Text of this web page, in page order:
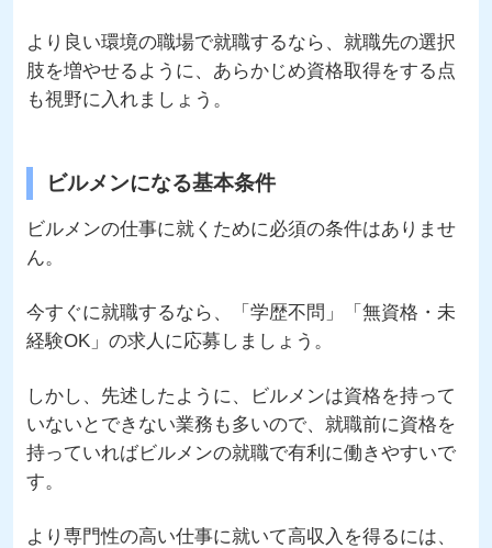
より良い環境の職場で就職するなら、就職先の選択
肢を増やせるように、あらかじめ資格取得をする点
も視野に入れましょう。
ビルメンになる基本条件
ビルメンの仕事に就くために必須の条件はありませ
ん。
今すぐに就職するなら、「学歴不問」「無資格・未
経験OK」の求人に応募しましょう。
しかし、先述したように、ビルメンは資格を持って
いないとできない業務も多いので、就職前に資格を
持っていればビルメンの就職で有利に働きやすいで
す。
より専門性の高い仕事に就いて高収入を得るには、